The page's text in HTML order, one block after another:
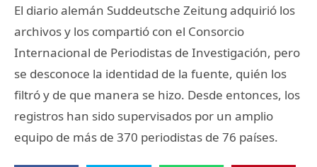
El diario alemán Suddeutsche Zeitung adquirió los
archivos y los compartió con el Consorcio
Internacional de Periodistas de Investigación, pero
se desconoce la identidad de la fuente, quién los
filtró y de que manera se hizo. Desde entonces, los
registros han sido supervisados por un amplio
equipo de más de 370 periodistas de 76 países.